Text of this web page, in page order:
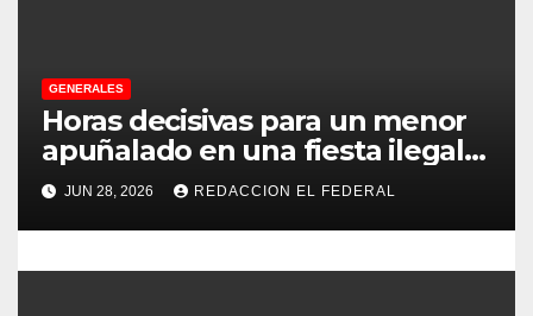
e
e
n
t
r
GENERALES
Horas decisivas para un menor
apuñalado en una fiesta ilegal
con más de 500 asistentes en
Chilecito
JUN 28, 2026 REDACCION EL FEDERAL